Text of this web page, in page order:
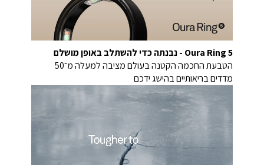
Oura Ring 5 - נבנתה כדי להשתלב באופן מושלם
הטבעת החכמה הקטנה בעולם מציבה למעלה מ־50
מדדים בריאותיים בהישג ידכם